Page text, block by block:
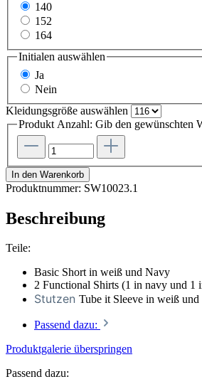
140
152
164
Initialen auswählen
Ja
Nein
Kleidungsgröße auswählen
Produkt Anzahl: Gib den gewünschten
In den Warenkorb
Produktnummer: SW10023.1
Beschreibung
Teile:
Basic Short in weiß und Navy
2 Functional Shirts (1 in navy und 1
Stutzen Tube it Sleeve in weiß und
Passend dazu:
Produktgalerie überspringen
Passend dazu: